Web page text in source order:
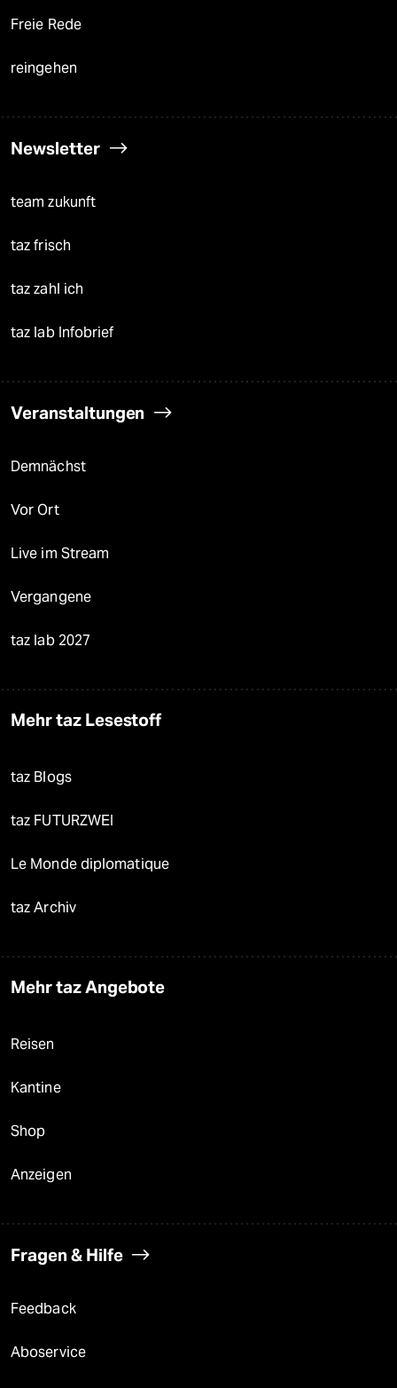
Freie Rede
reingehen
Newsletter
team zukunft
taz frisch
taz zahl ich
taz lab Infobrief
Veranstaltungen
Demnächst
Vor Ort
Live im Stream
Vergangene
taz lab 2027
Mehr taz Lesestoff
taz Blogs
taz FUTURZWEI
Le Monde diplomatique
taz Archiv
Mehr taz Angebote
Reisen
Kantine
Shop
Anzeigen
Fragen & Hilfe
Feedback
Aboservice